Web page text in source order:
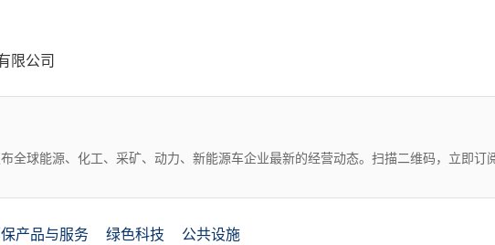
限公司
全球能源、化工、采矿、动力、新能源车企业最新的经营动态。扫描二维码，立即订阅
产品与服务 绿色科技 公共设施